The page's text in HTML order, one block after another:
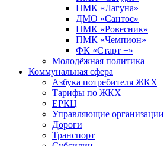
ПМК «Лагуна»
ДМО «Сантос»
ПМК «Ровесник»
ПМК «Чемпион»
ФК «Старт +»
Молодёжная политика
Коммунальная сфера
Азбука потребителя ЖКХ
Тарифы по ЖКХ
ЕРКЦ
Управляющие организации
Дороги
Транспорт